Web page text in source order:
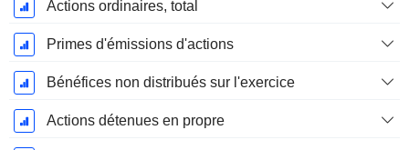
Actions ordinaires, total
Primes d'émissions d'actions
Bénéfices non distribués sur l'exercice
Actions détenues en propre